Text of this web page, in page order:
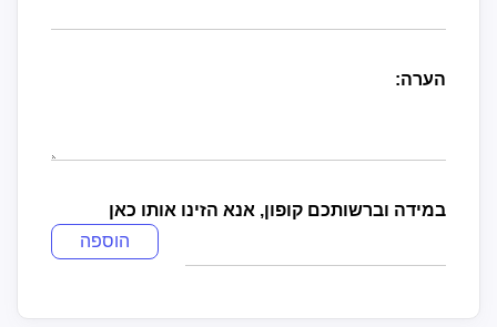
הערה:
במידה וברשותכם קופון, אנא הזינו אותו כאן
הוספה